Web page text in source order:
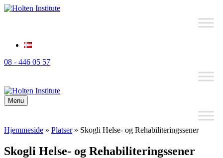
08 - 446 05 57
Menu
Hjemmeside » Platser» Skogli Helse- og Rehabiliteringssener
Skogli Helse- og Rehabiliteringssener